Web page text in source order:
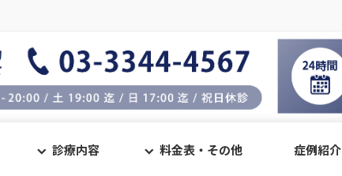
診療内容 料金表・その他 症例紹介